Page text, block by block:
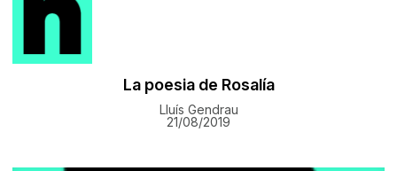
La poesia de Rosalía
Lluís Gendrau
21/08/2019